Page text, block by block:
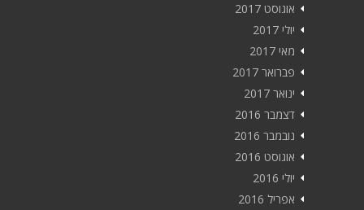
אוגוסט 2017
יולי 2017
מאי 2017
פברואר 2017
ינואר 2017
דצמבר 2016
נובמבר 2016
אוגוסט 2016
יולי 2016
אפריל 2016